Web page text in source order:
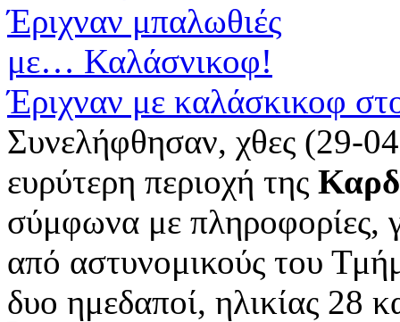
Έριχναν με καλάσκικοφ
Συνελήφθησαν, χθες (29-
ευρύτερη περιοχή της
σύμφωνα με πληροφορίες,
από αστυνομικούς του
δυο ημεδαποί, ηλικίας 28